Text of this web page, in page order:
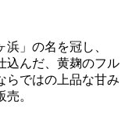
浜」の名を冠し、
込んだ、黄麹のフル
らではの上品な甘み
。